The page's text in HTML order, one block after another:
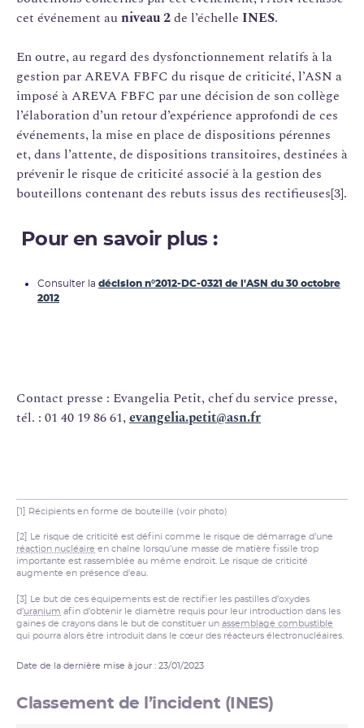
cet événement auniveau 2de l’échelle INES.
En outre, au regard des dysfonctionnement relatifs à la
gestion par AREVA FBFC du risque de criticité, l’ASN a
imposé à AREVA FBFC par une décision de son collège
l’élaboration d’un retour d’expérience approfondi de ces
événements, la mise en place de dispositions pérennes
et, dans l’attente, de dispositions transitoires, destinées à
prévenir le risque de criticité associé à la gestion des
bouteillons contenant des rebuts issus des rectifieuses[3].
Pour en savoir plus :
Consulter la décision n°2012-DC-0321 de l'ASN du 30 octobre
2012
Contact presse : Evangelia Petit, chef du service presse,
tél. : 01 40 19 86 61, evangelia.petit@asn.fr
[1] Récipients en forme de bouteille (voir photo)
[2] Le risque de criticité est défini comme le risque de démarrage d’une
réaction nucléaire en chaîne lorsqu’une masse de matière fissile trop
importante est rassemblée au même endroit. Le risque de criticité
augmente en présence d’eau.
[3] Le but de ces équipements est de rectifier les pastilles d’oxydes
d’uranium afin d’obtenir le diamètre requis pour leur introduction dans les
gaines de crayons dans le but de constituer un assemblage combustible
qui pourra alors être introduit dans le cœur des réacteurs électronucléaires.
Date de la dernière mise à jour : 23/01/2023
Classement de l’incident (INES)